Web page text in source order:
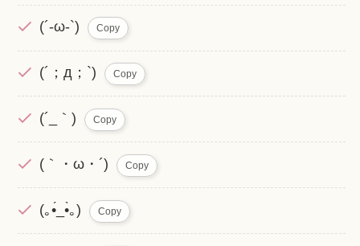
(´-ω-`) Copy
(´；д；`) Copy
(´_｀) Copy
(｀・ω・´) Copy
(｡•́_•̀｡) Copy